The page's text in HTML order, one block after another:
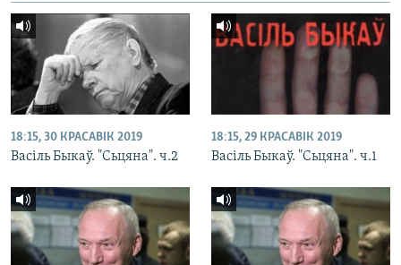
18:15, 30 КРАСАВІК 2019
Васіль Быкаў. "Сьцяна". ч.2
18:15, 29 КРАСАВІК 2019
Васіль Быкаў. "Сьцяна". ч.1